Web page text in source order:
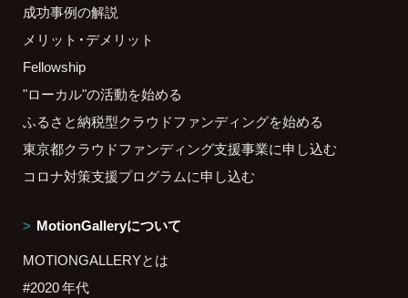
成功事例の解説
メリット・デメリット
Fellowship
"ローカル"の活動を始める
ふるさと納税型クラウドファンディングを始める
東京都クラウドファンディング支援事業に申し込む
コロナ対策支援プログラムに申し込む
MotionGalleryについて
MOTIONGALLERYとは
#2020 年代